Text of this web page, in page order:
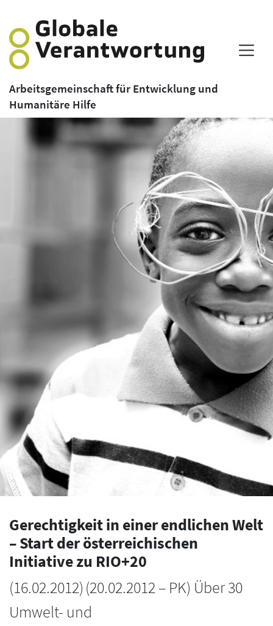
Arbeitsgemeinschaft für Entwicklung und
Humanitäre Hilfe
Gerechtigkeit in einer endlichen Welt
– Start der österreichischen
Initiative zu RIO+20
(16.02.2012) (20.02.2012 – PK) Über 30
Umwelt- und